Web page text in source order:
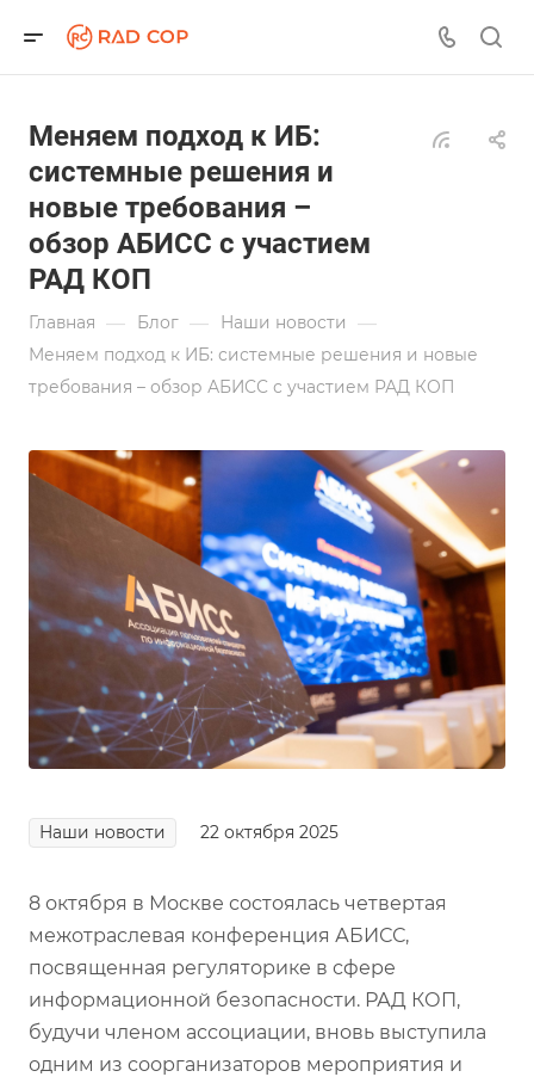
Меняем подход к ИБ:
системные решения и
новые требования –
обзор АБИСС с участием
РАД КОП
Главная — Блог — Наши новости —
Меняем подход к ИБ: системные решения и новые
требования – обзор АБИСС с участием РАД КОП
Наши новости 22 октября 2025
8 октября в Москве состоялась четвертая
межотраслевая конференция АБИСС,
посвященная регуляторике в сфере
информационной безопасности. РАД КОП,
будучи членом ассоциации, вновь выступила
одним из соорганизаторов мероприятия и